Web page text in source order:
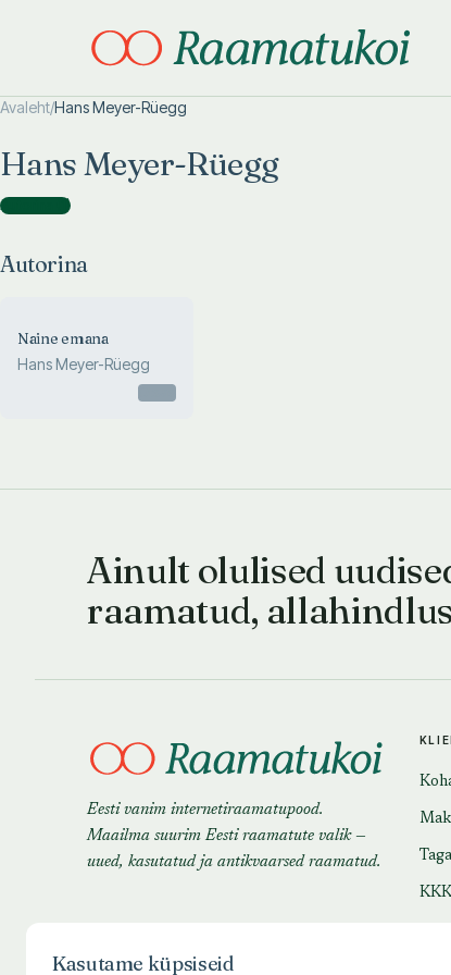
Avaleht/Hans Meyer-Rüegg
Hans Meyer-Rüegg
Autorina )
Autorina
Naine emana
Hans Meyer-Rüegg
Ainult olulised
raamatud,
Eesti vanim internetiraamatupood.
Maailma suurim Eesti raamatute valik —
uued, kasutatud ja antikvaarsed raamatud.
KKK
Kasutame küpsiseid